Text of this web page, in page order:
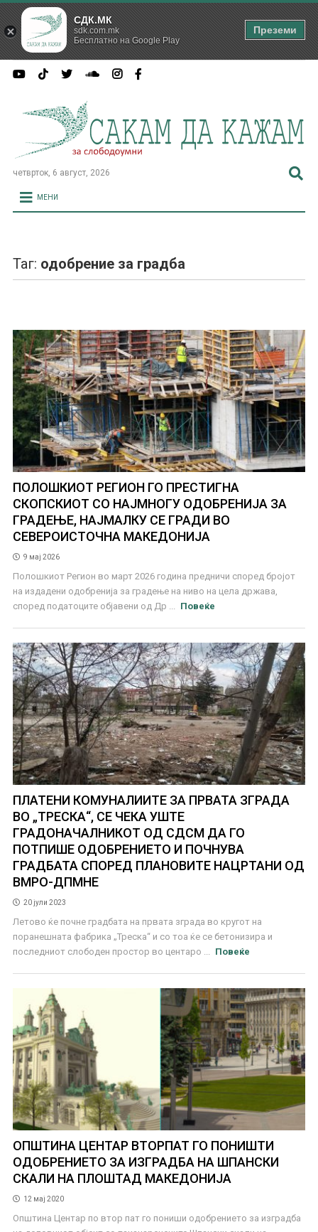
четврток, 6 август, 2026
МЕНИ
Таг: одобрение за градба
ПОЛОШКИОТ РЕГИОН ГО ПРЕСТИГНА
СКОПСКИОТ СО НАЈМНОГУ ОДОБРЕНИЈА ЗА
ГРАДЕЊЕ, НАЈМАЛКУ СЕ ГРАДИ ВО
СЕВЕРОИСТОЧНА МАКЕДОНИЈА
9 мај 2026
Полошкиот Регион во март 2026 година предничи според бројот
на издадени одобренија за градење на ниво на цела држава,
според податоците објавени од Др ...
Повеќе
ПЛАТЕНИ КОМУНАЛИИТЕ ЗА ПРВАТА ЗГРАДА
ВО „ТРЕСКА“, СЕ ЧЕКА УШТЕ
ГРАДОНАЧАЛНИКОТ ОД СДСМ ДА ГО
ПОТПИШЕ ОДОБРЕНИЕТО И ПОЧНУВА
ГРАДБАТА СПОРЕД ПЛАНОВИТЕ НАЦРТАНИ ОД
ВМРО-ДПМНЕ
20 јули 2023
Летово ќе почне градбата на првата зграда во кругот на
поранешната фабрика „Треска“ и со тоа ќе се бетонизира и
последниот слободен простор во центаро ...
Повеќе
ОПШТИНА ЦЕНТАР ВТОРПАТ ГО ПОНИШТИ
ОДОБРЕНИЕТО ЗА ИЗГРАДБА НА ШПАНСКИ
СКАЛИ НА ПЛОШТАД МАКЕДОНИЈА
12 мај 2020
Општина Центар по втор пат го пониши одобрението за изградба
СДК.МК
sdk.com.mk
Бесплатно на Google Play
Преземи